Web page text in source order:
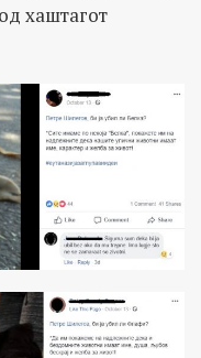
хаштагот